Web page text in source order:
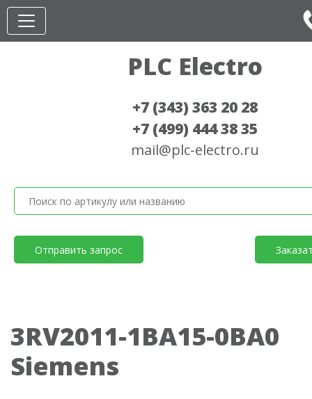
PLC Electro
+7 (343) 363 20 28
+7 (499) 444 38 35
mail@plc-electro.ru
Отправить запрос
3RV2011-1BA15-0BA0
Siemens